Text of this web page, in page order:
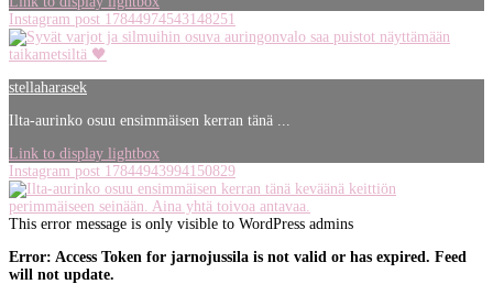
Instagram post 17844974543148251
stellaharasek
Ilta-aurinko osuu ensimmäisen kerran tänä ...
Link to display lightbox
Instagram post 17844943994150829
This error message is only visible to WordPress admins
Error: Access Token for jarnojussila is not valid or has expired. Feed
will not update.